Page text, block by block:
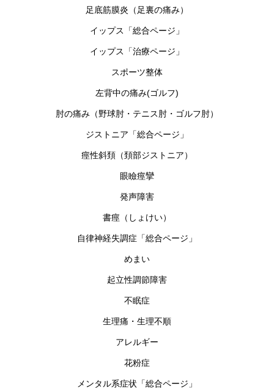
足底筋膜炎（足裏の痛み）
イップス「総合ページ」
イップス「治療ページ」
スポーツ整体
左背中の痛み(ゴルフ)
肘の痛み（野球肘・テニス肘・ゴルフ肘）
ジストニア「総合ページ」
痙性斜頚（頚部ジストニア）
眼瞼痙攣
発声障害
書痙（しょけい）
自律神経失調症「総合ページ」
めまい
起立性調節障害
不眠症
生理痛・生理不順
アレルギー
花粉症
メンタル系症状「総合ページ」